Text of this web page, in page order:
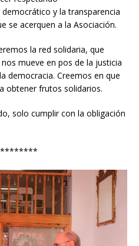
y la transparencia
se acerquen a la Asociación.
la red solidaria, que
mueve en pos de la justicia
democracia. Creemos en que
obtener frutos solidarios.
solo cumplir con la obligación